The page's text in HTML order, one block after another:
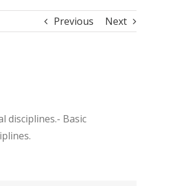
Previous Next
disciplines.- Basic